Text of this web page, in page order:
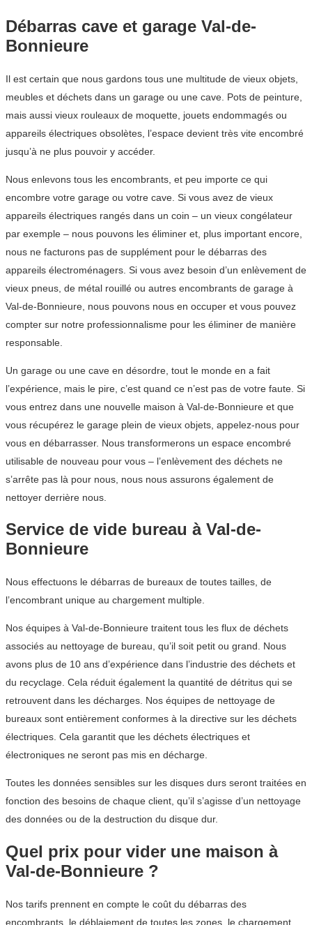
Débarras cave et garage Val-de-
Bonnieure
Il est certain que nous gardons tous une multitude de vieux objets,
meubles et déchets dans un garage ou une cave. Pots de peinture,
mais aussi vieux rouleaux de moquette, jouets endommagés ou
appareils électriques obsolètes, l’espace devient très vite encombré
jusqu’à ne plus pouvoir y accéder.
Nous enlevons tous les encombrants, et peu importe ce qui
encombre votre garage ou votre cave. Si vous avez de vieux
appareils électriques rangés dans un coin – un vieux congélateur
par exemple – nous pouvons les éliminer et, plus important encore,
nous ne facturons pas de supplément pour le débarras des
appareils électroménagers. Si vous avez besoin d’un enlèvement de
vieux pneus, de métal rouillé ou autres encombrants de garage à
Val-de-Bonnieure, nous pouvons nous en occuper et vous pouvez
compter sur notre professionnalisme pour les éliminer de manière
responsable.
Un garage ou une cave en désordre, tout le monde en a fait
l’expérience, mais le pire, c’est quand ce n’est pas de votre faute. Si
vous entrez dans une nouvelle maison à Val-de-Bonnieure et que
vous récupérez le garage plein de vieux objets, appelez-nous pour
vous en débarrasser. Nous transformerons un espace encombré
utilisable de nouveau pour vous – l’enlèvement des déchets ne
s’arrête pas là pour nous, nous nous assurons également de
nettoyer derrière nous.
Service de vide bureau à Val-de-
Bonnieure
Nous effectuons le débarras de bureaux de toutes tailles, de
l’encombrant unique au chargement multiple.
Nos équipes à Val-de-Bonnieure traitent tous les flux de déchets
associés au nettoyage de bureau, qu’il soit petit ou grand. Nous
avons plus de 10 ans d’expérience dans l’industrie des déchets et
du recyclage. Cela réduit également la quantité de détritus qui se
retrouvent dans les décharges. Nos équipes de nettoyage de
bureaux sont entièrement conformes à la directive sur les déchets
électriques. Cela garantit que les déchets électriques et
électroniques ne seront pas mis en décharge.
Toutes les données sensibles sur les disques durs seront traitées en
fonction des besoins de chaque client, qu’il s’agisse d’un nettoyage
des données ou de la destruction du disque dur.
Quel prix pour vider une maison à
Val-de-Bonnieure ?
Nos tarifs prennent en compte le coût du débarras des
encombrants, le déblaiement de toutes les zones, le chargement